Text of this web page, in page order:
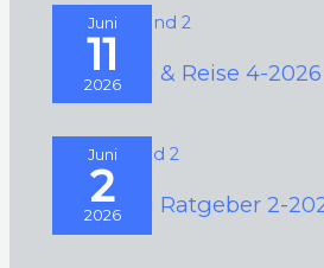
Juni
11
2026
Camping & Reise 4-2026
Juni
2
2026
Camping Ratgeber 2-